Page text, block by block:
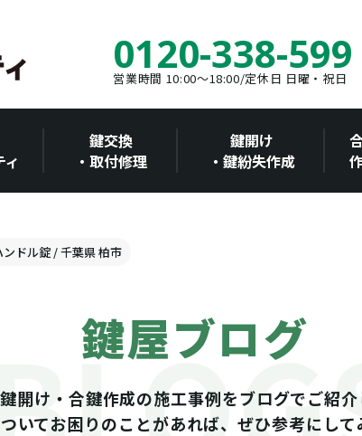
0120-338-599
営業時間 10:00～18:00/定休日 日曜・祝日
鍵交換
・取付修理
鍵開け
・鍵紛失作成
ドル錠 / 千葉県 柏市
鍵屋ブログ
開け・合鍵作成の施工事例をブログでご紹介
いてお困りのことがあれば、ぜひ参考にして